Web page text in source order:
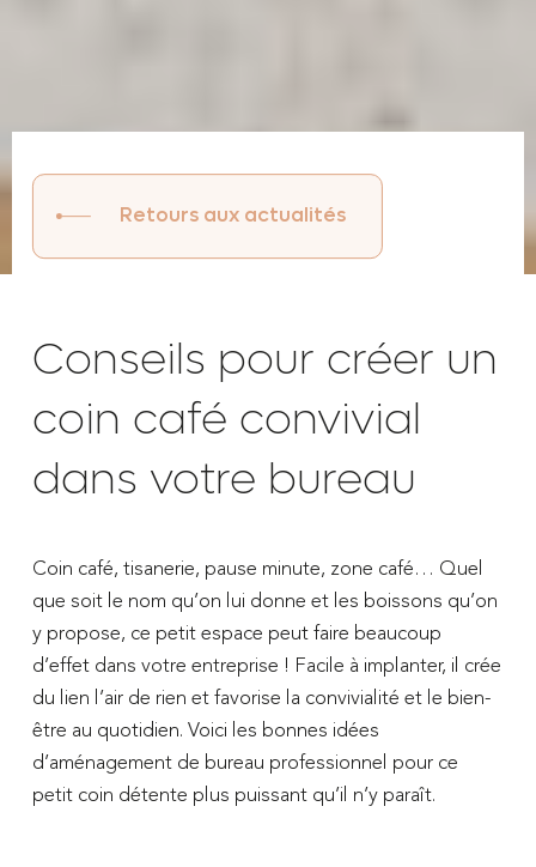
Retours aux actualités
Conseils pour créer un
coin café convivial
dans votre bureau
Coin café, tisanerie, pause minute, zone café… Quel
que soit le nom qu’on lui donne et les boissons qu’on
y propose, ce petit espace peut faire beaucoup
d’effet dans votre entreprise ! Facile à implanter, il crée
du lien l’air de rien et favorise la convivialité et le bien-
être au quotidien. Voici les bonnes idées
d’aménagement de bureau professionnel pour ce
petit coin détente plus puissant qu’il n’y paraît.